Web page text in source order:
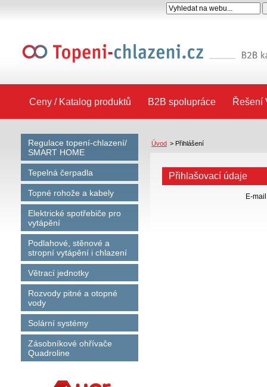
Ceny / Katalog produktů B2B spolupráce Řešení
Regulace topení-chlazení/
SMART HOME
Tepelná čerpadla
Topné rohože a kabely
Elektrické spotřebiče pro
vytápění
Podlahové, stěnové a
stropní vytápění i chlazení
Větrací jednotky
Rozvody pitné a otopné
vody
Solární systémy
Zásobníkové ohřívače
Quadroline
Úvod > Přihlášení
Přihlašovací údaje
E-